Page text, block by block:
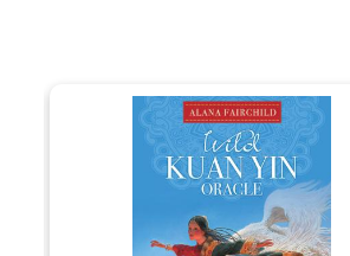
Oracle som favoritMarkera Wild Kuan